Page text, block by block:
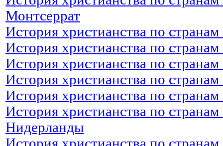
Монтсеррат
История христианства по
История христианства по
История христианства по
История христианства по
История христианства по
История христианства по
Нидерланды